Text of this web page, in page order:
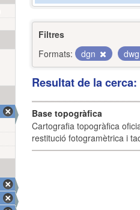
Filtres
Formats:
dgn
Resultat de la
Base topogràfica
Cartografia topogràfica
restitució fotogramètrica i